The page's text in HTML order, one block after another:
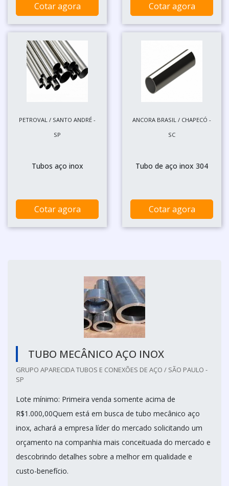
Cotar agora Cotar agora
PETROVAL / SANTO ANDRÉ -
SP
Tubos aço inox
Cotar agora
ANCORA BRASIL / CHAPECÓ -
SC
Tubo de aço inox 304
Cotar agora
TUBO MECÂNICO AÇO INOX
GRUPO APARECIDA TUBOS E CONEXÕES DE AÇO / SÃO PAULO -
SP
Lote mínimo: Primeira venda somente acima de
R$1.000,00Quem está em busca de tubo mecânico aço
inox, achará a empresa líder do mercado solicitando um
orçamento na companhia mais conceituada do mercado e
descobrindo detalhes sobre a melhor em qualidade e
custo-benefício.